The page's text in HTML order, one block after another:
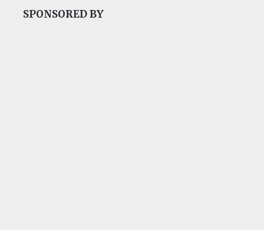
SPONSORED BY